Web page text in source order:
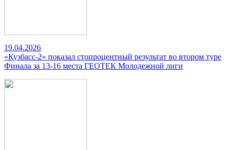
19.04.2026
«Кузбасс-2» показал стопроцентный результат во втором туре
Финала за 13-16 места ГЕОТЕК Молодежной лиги